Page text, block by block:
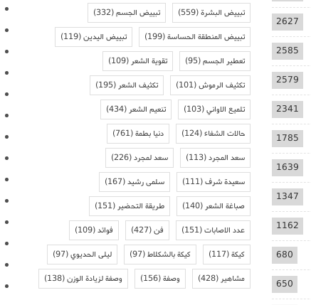
2627
2585
2579
2341
1785
1639
1347
1162
680
650
تبييض البشرة(559) تبييض الجسم(332)
تبييض المنطقة الحساسة(199) تبييض اليدين(119)
تعطير الجسم(95) تقوية الشعر(109)
تكثيف الرموش(101) تكثيف الشعر(195)
تلميع الاواني(103) تنعيم الشعر(434)
حالات الشفاء(124) دنيا بطمة(761)
سعد المجرد(113) سعد لمجرد(226)
سعيدة شرف(111) سلمى رشيد(167)
صباغة الشعر(140) طريقة التحضير(151)
عدد الاصابات(151) فن(427) فوائد(109)
كيكة(117) كيكة بالشكلاط(97) ليلى الحديوي(97)
مشاهير(428) وصفة(156) وصفة لزيادة الوزن(138)